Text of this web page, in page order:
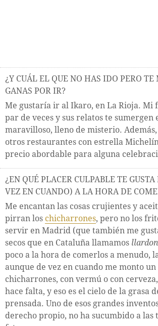
¿Y CUÁL EL QUE NO HAS IDO PERO TE
GANAS POR IR?
Me gustaría ir al Ikaro, en La Rioja. Mi
par de veces y sus relatos te sumergen
maravilloso, lleno de misterio.
otros restaurantes con estrella
precio abordable para alguna
¿EN QUÉ PLACER CULPABLE TE
VEZ EN CUANDO) A LA HORA DE
Me encantan las cosas crujientes y
pirran los chicharrones, pero no los
servir en Madrid (que también me
secos que en Cataluña llamamos
poco a la hora de comerlos a menudo,
aunque de vez en cuando me monto
chicharrones, con vermú o con
hace falta, y eso es el cielo de la grasa
prensada. Uno de esos grandes
derecho propio, no ha sucumbido a las